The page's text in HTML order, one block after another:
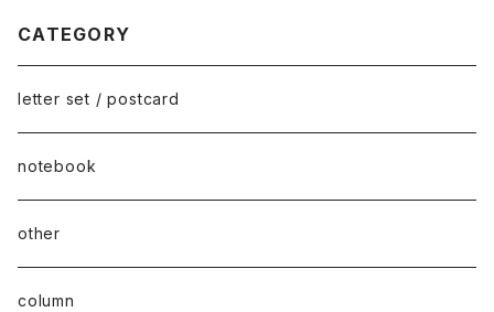
CATEGORY
letter set / postcard
notebook
other
column